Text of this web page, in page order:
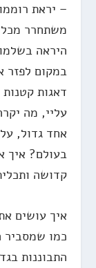
– יראת
משתחרר מכל
היראה
במקום לפזר
דאגות
עליי, מה
אחד גדול,
בעולם? איך
קדושה
איך עושים
כמו שמסביר
התבוננות